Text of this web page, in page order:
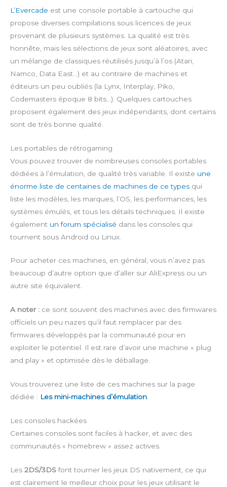
L’Evercade est une console portable à cartouche qui
propose diverses compilations sous licences de jeux
provenant de plusieurs systèmes. La qualité est très
honnête, mais les sélections de jeux sont aléatoires, avec
un mélange de classiques réutilisés jusqu’à l’os (Atari,
Namco, Data East…) et au contraire de machines et
éditeurs un peu oubliés (la Lynx, Interplay, Piko,
Codemasters époque 8 bits…). Quelques cartouches
proposent également des jeux indépendants, dont certains
sont de très bonne qualité.
Les portables de rétrogaming
Vous pouvez trouver de nombreuses consoles portables
dédiées à l’émulation, de qualité très variable. Il existe une
énorme liste de centaines de machines de ce types qui
liste les modèles, les marques, l’OS, les performances, les
systèmes émulés, et tous les détails techniques. Il existe
également un forum spécialisé dans les consoles qui
tournent sous Android ou Linux.
Pour acheter ces machines, en général, vous n’avez pas
beaucoup d’autre option que d’aller sur AliExpress ou un
autre site équivalent.
A noter : ce sont souvent des machines avec des firmwares
officiels un peu nazes qu’il faut remplacer par des
firmwares développés par la communauté pour en
exploiter le potentiel. Il est rare d’avoir une machine « plug
and play » et optimisée dès le déballage.
Vous trouverez une liste de ces machines sur la page
dédiée : Les mini-machines d’émulation
Les consoles hackées
Certaines consoles sont faciles à hacker, et avec des
communautés « homebrew » assez actives.
Les 2DS/3DSfont tourner les jeux DS nativement, ce qui
est clairement le meilleur choix pour les jeux utilisant le